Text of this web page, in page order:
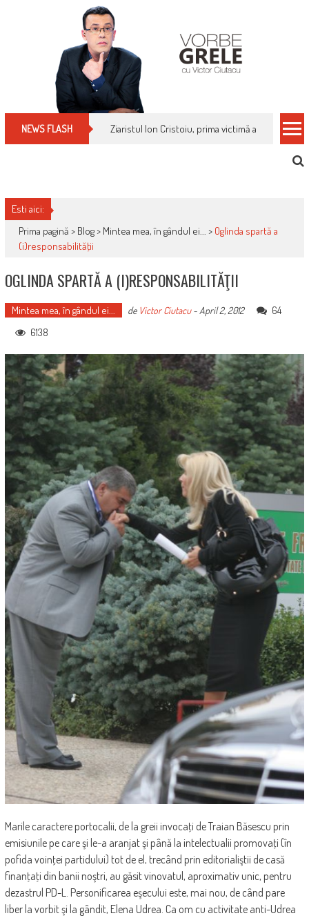
NEWS FLASH Ziaristul Ion Cristoiu, prima victimă a noi
Esti aici:
Prima pagină > Blog> Mintea mea, în gândul ei... > Oglinda spartă a
(i)responsabilităţii
OGLINDA SPARTĂ A (I)RESPONSABILITĂŢII
Mintea mea, în gândul ei... de Victor Ciutacu-April 2, 2012
64
6138
Marile caractere portocalii, de la greii invocaţi de Traian Băsescu prin
emisiunile pe care şi le-a aranjat şi până la intelectualii promovaţi (în
pofida voinţei partidului) tot de el, trecând prin editorialiştii de casă
finanţaţi din banii noştri, au găsit vinovatul, aproximativ unic, pentru
dezastrul PD-L. Personificarea eşecului este, mai nou, de când pare
liber la vorbit şi la gândit, Elena Udrea. Ca om cu activitate anti-Udrea